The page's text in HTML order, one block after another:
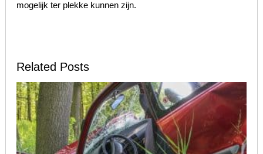
mogelijk ter plekke kunnen zijn.
Related Posts